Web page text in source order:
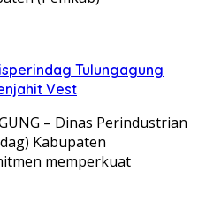
Tulungagung
Vest
– Dinas Perindustrian
Kabupaten
memperkuat